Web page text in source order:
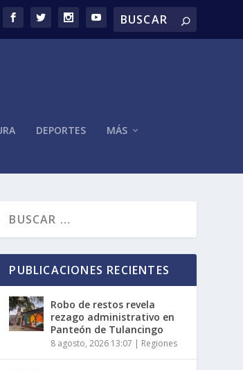
DEPORTES MÁS
PUBLICACIONES RECIENTES
Robo de restos revela
rezago administrativo en
Panteón de Tulancingo
8 agosto, 2026 13:07 | Regiones